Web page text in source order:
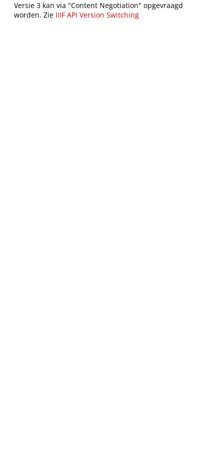
Versie 3 kan via "Content Negotiation" opgevraagd
worden. Zie IIIF API Version Switching